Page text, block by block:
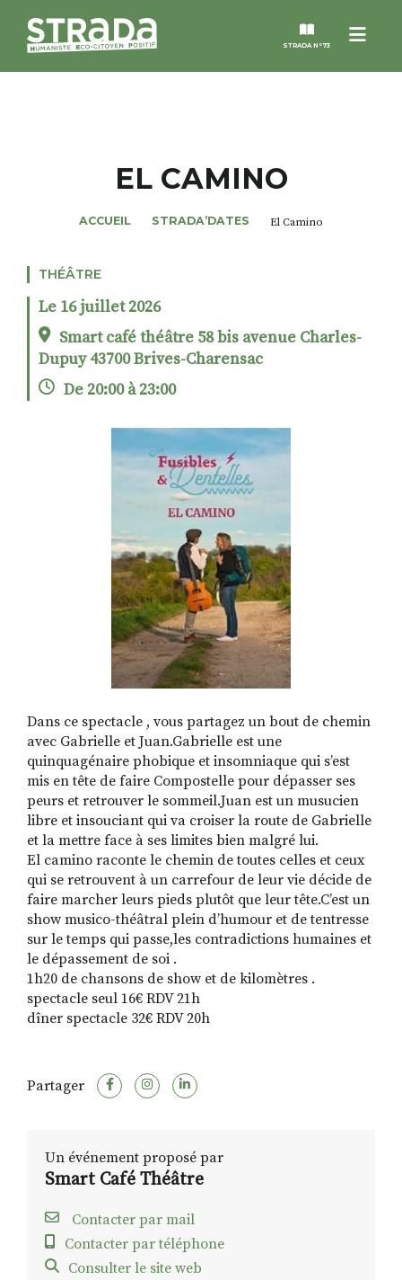
Menu
STRADA N°73
MAGAZINES
NOS THÈMES
STRADA’DATES
ALTER STRADA
ROSÉE DE MAI
RECHERCHER
S'ABONNER
S'INSCRIRE À LA NEWSLETTER
FACEBOOKINSTAGRAM
EL CAMINO
ACCUEIL STRADA’DATES El Camino
THÉÂTRE
Le 16 juillet 2026
Smart café théâtre 58 bis avenue Charles-
Dupuy 43700 Brives-Charensac
De 20:00 à 23:00
Dans ce spectacle , vous partagez un bout de chemin
avec Gabrielle et Juan.Gabrielle est une
quinquagénaire phobique et insomniaque qui s’est
mis en tête de faire Compostelle pour dépasser ses
peurs et retrouver le sommeil.Juan est un musucien
libre et insouciant qui va croiser la route de Gabrielle
et la mettre face à ses limites bien malgré lui.
El camino raconte le chemin de toutes celles et ceux
qui se retrouvent à un carrefour de leur vie décide de
faire marcher leurs pieds plutôt que leur tête.C’est un
show musico-théâtral plein d’humour et de tentresse
sur le temps qui passe,les contradictions humaines et
le dépassement de soi .
1h20 de chansons de show et de kilomètres .
spectacle seul 16€ RDV 21h
dîner spectacle 32€ RDV 20h
Partager
Un événement proposé par
Smart Café Théâtre
Contacter par mail
Contacter par téléphone
Consulter le site web